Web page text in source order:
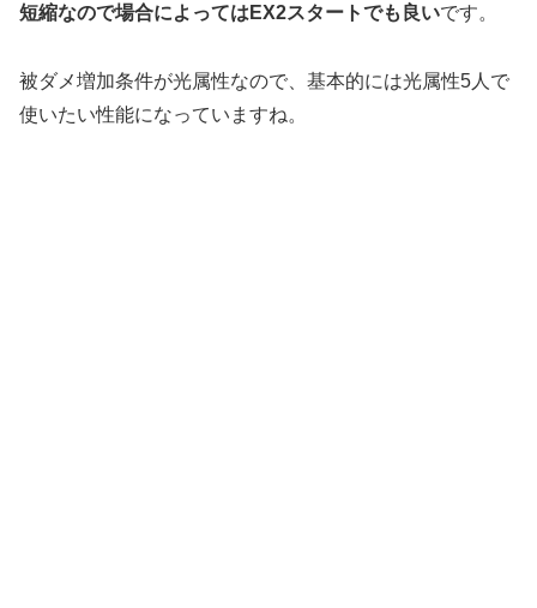
短縮なので場合によってはEX2スタートでも良いです。
被ダメ増加条件が光属性なので、基本的には光属性5人で
使いたい性能になっていますね。